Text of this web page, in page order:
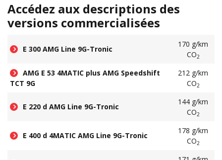
Accédez aux descriptions des
versions commercialisées
E 300 AMG Line 9G-Tronic
170 g/km
CO2
AMG E 53 4MATIC plus AMG Speedshift
TCT 9G
212 g/km
CO2
E 220 d AMG Line 9G-Tronic
144 g/km
CO2
E 400 d 4MATIC AMG Line 9G-Tronic
178 g/km
CO2